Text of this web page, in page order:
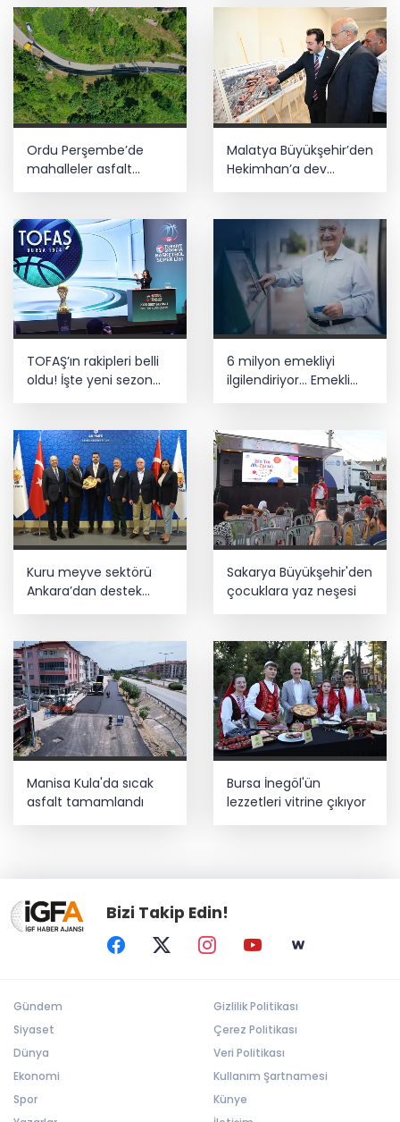
Ordu Perşembe’de
mahalleler asfalt
Malatya Büyükşehir’den
Hekimhan’a dev
TOFAŞ’ın rakipleri belli
oldu! İşte yeni sezon
6 milyon emekliyi
ilgilendiriyor... Emekli
Kuru meyve sektörü
Ankara’dan destek
istedi
Sakarya Büyükşehir'den
çocuklara yaz neşesi
Manisa Kula'da sıcak
asfalt tamamlandı
Bursa İnegöl'ün
lezzetleri vitrine çıkıyor
Bizi Takip Edin!
Gündem
Siyaset
Dünya
Ekonomi
Spor
Gizlilik Politikası
Çerez Politikası
Veri Politikası
Kullanım Şartnamesi
Künye